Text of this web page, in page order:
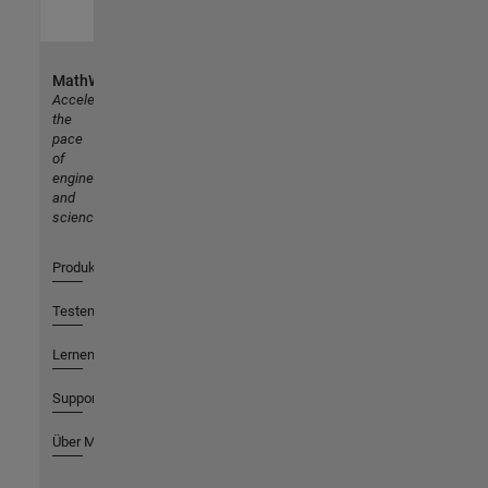
MathWorks
Accelerating
the
pace
of
engineering
and
science
Produkte
Testen oder Kaufen
Lernen
Support
Über MathWorks